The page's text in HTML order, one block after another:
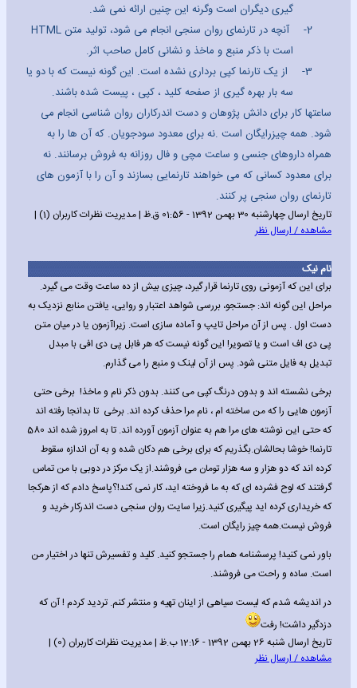
گیری دیگران است وگرنه این چنین ارائه نمی شد.
2-
آنچه در تارنمای روان سنجی انجام می شود، تولید متن HTML
است با ذکر منبع و ماخذ و نشانی کامل صاحب اثر.
3-
از یک تارنما کپی برداری نشده است. این گونه نیست که با دو یا
سه بار بهره گیری از صفحه کلید ، کپی ، پیست شده باشند.
ساعتها کار برای دانش پژوهان و دست اندرکاران روان شناسی انجام می
شود. همه چیزرایگان است .نه برای معدود سودجویان. که آن ها را به
همراه داروهای جنسی و ساعت مچی و فال روزانه به فروش برسانند. نه
برای معدود کسانی که می خواهند تارنمایی بسازند و آن را با آزمون های
تارنمای روان سنجی پر کنند.
تاریخ ارسال چهارشنبه 30 بهمن 1392 - 01:56 ق.ظ | مدیریت نظرات کاربران (1) |
مشاهده / ارسال نظر
نام نیک
برای این که آزمونی روی تارنما قرار گیرد، چیزی بیش از ده ساعت وقت می گیرد.
مراحل این گونه اند: جستجو، بررسی شواهد اعتبار و روایی، یافتن منابع نزدیک به
دست اول . پس از آن مراحل تایپ و آماده سازی است. زیراآزمون یا در میان متن
پی دی اف است و یا تصویر! این گونه نیست که هر فابل پی دی افی با مبدل
تبدیل به فایل متنی شود. پس از آن لینک و منبع را می گذارم.
برخی نشسته اند و بدون درنگ کپی می کنند. بدون ذکر نام و ماخذ! برخی حتی
آزمون هایی را که من ساخته ام ، نام مرا حذف کرده اند. برخی تا بدانجا رفته اند
که حتی این نوشته های مرا هم به عنوان آزمون آورده اند. تا به امروز شده اند 580
تارنما! خوشا بحالشان.بگذریم که برای برخی هم دکان شده و به آن اندازه سقوط
کرده اند که دو هزار و سه هزار تومان می فروشند.از یک مرکز در دوبی با من تماس
گرفتند که لوح فشرده ای که به ما فروخته اید، کار نمی کند!؟پاسخ دادم که از هرکجا
که خریداری کرده اید پیگیری کنید.زیرا سایت روان سنجی دست اندرکار خرید و
فروش نیست.همه چیز رایگان است.
باور نمی کنید! پرسشنامه همام را جستجو کنید. کلید و تفسیرش تنها در اختیار من
است. ساده و راحت می فروشند.
در اندیشه شدم که لیست سیاهی از اینان تهیه و منتشر کنم. تردید کردم ! آن که
دزدگیر داشت! رفت
تاریخ ارسال شنبه 26 بهمن 1392 - 12:16 ب.ظ | مدیریت نظرات کاربران (0) |
مشاهده / ارسال نظر